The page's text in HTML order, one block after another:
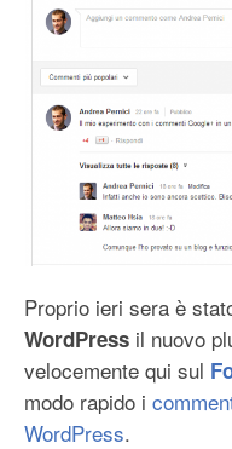
Proprio ieri sera è
WordPress il nuovo
velocemente qui sul
modo rapido i
WordPress.